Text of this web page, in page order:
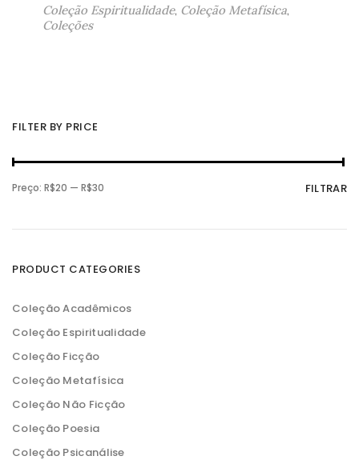
Coleção Espiritualidade, Coleção Metafísica,
Coleções
FILTER BY PRICE
P
r
o
n
i
P
r
o
x
i
FILTRAR
Preço: R$20 — R$30
PRODUCT CATEGORIES
Coleção Acadêmicos
Coleção Espiritualidade
Coleção Ficção
Coleção Metafísica
Coleção Não Ficção
Coleção Poesia
Coleção Psicanálise